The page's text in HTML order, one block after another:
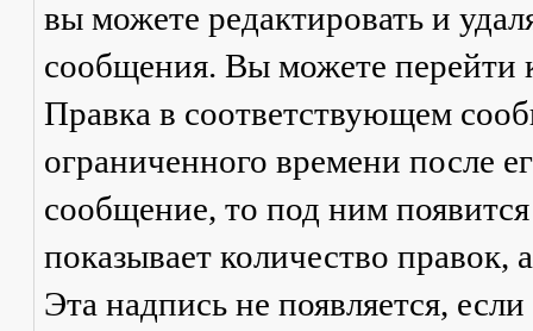
вы можете редактировать и
сообщения. Вы можете перейти
Правка в соответствующем
ограниченного времени после
сообщение, то под ним
показывает количество правок,
Эта надпись не появляется,